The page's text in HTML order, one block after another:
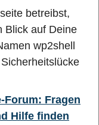
betreibst,
Blick auf Deine
wp2shell
Forum: Fragen
Hilfe finden